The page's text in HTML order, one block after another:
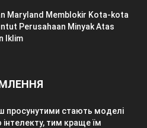
Maryland Memblokir Kota-kota
Perusahaan Minyak Atas
Iklim
просунутими стають моделі
інтелекту, тим краще їм